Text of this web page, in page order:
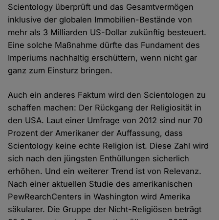
Scientology überprüft und das Gesamtvermögen
inklusive der globalen Immobilien-Bestände von
mehr als 3 Milliarden US-Dollar zukünftig besteuert.
Eine solche Maßnahme dürfte das Fundament des
Imperiums nachhaltig erschüttern, wenn nicht gar
ganz zum Einsturz bringen.
Auch ein anderes Faktum wird den Scientologen zu
schaffen machen: Der Rückgang der Religiosität in
den USA. Laut einer Umfrage von 2012 sind nur 70
Prozent der Amerikaner der Auffassung, dass
Scientology keine echte Religion ist. Diese Zahl wird
sich nach den jüngsten Enthüllungen sicherlich
erhöhen. Und ein weiterer Trend ist von Relevanz.
Nach einer aktuellen Studie des amerikanischen
PewRearchCenters in Washington wird Amerika
säkularer. Die Gruppe der Nicht-Religiösen beträgt